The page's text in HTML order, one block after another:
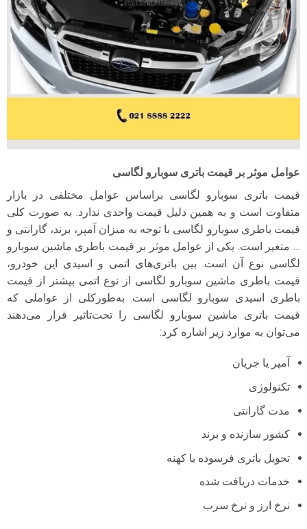
عوامل موثر بر قیمت باتری سوبارو لگاسی
قیمت باتری سوبارو لگاسی بر‌اساس عوامل مختلفی در بازار
متفاوت است و به همین دلیل قیمت واحدی ندارد. به صورت کلی
قیمت باطری سوبارو لگاسی با توجه به میزان آمپر، برند، گارانتی و
… متغیر است. یکی از عوامل موثر بر قیمت باطری ماشین سوبارو
لگاسی نوع آن است. بین باتری‌های اتمی و اسیدی این خودرو،
قیمت باطری ماشین سوبارو لگاسی از نوع اتمی بیشتر از قیمت
باطری اسیدی سوبارو لگاسی است. به‌طورکلی از عواملی که
قیمت باتری ماشین سوبارو لگاسی را تحت‌تاثیر قرار می‌دهند
می‌توان به موارد زیر اشاره کرد:
آمپر یا جریان
تکنولوژی
مدت گارانتی
کشور سازنده و برند
تحویل باتری فرسوده یا کهنه
خدمات دریافت شده
نرخ ارز و نرخ سرب